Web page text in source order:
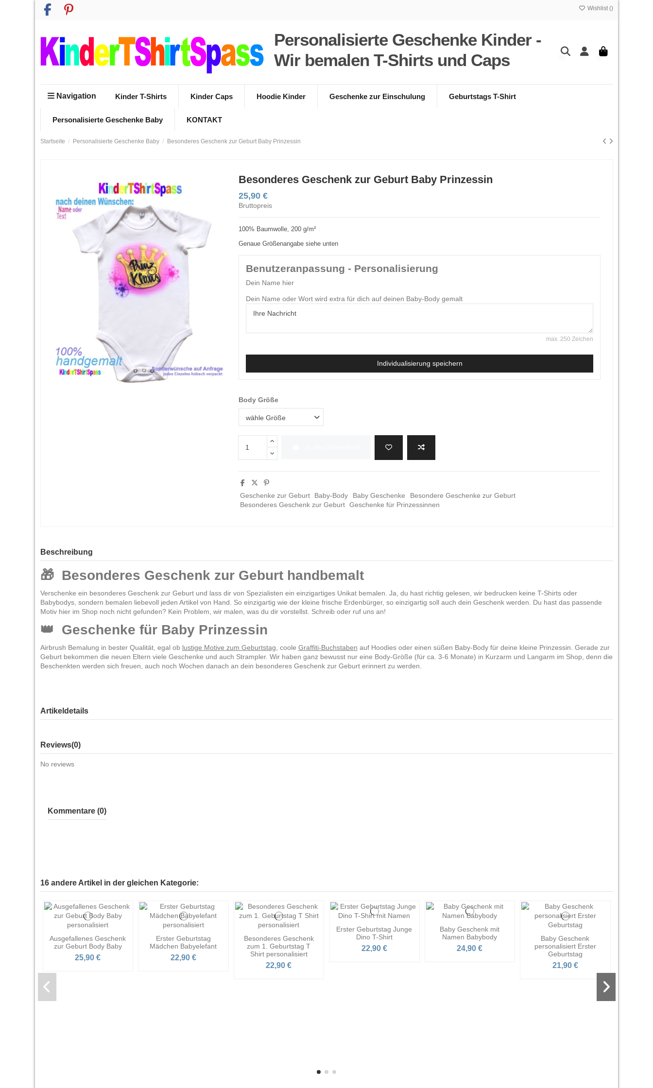
Wishlist ()
Personalisierte Geschenke Kinder -
Wir bemalen T-Shirts und Caps
Navigation Kinder T-Shirts Kinder Caps Hoodie Kinder Geschenke zur Einschulung Geburtstags T-Shirt
Personalisierte Geschenke Baby KONTAKT
Startseite Personalisierte Geschenke Baby Besonderes Geschenk zur Geburt Baby Prinzessin
Besonderes Geschenk zur Geburt Baby Prinzessin
25,90 €
Bruttopreis
100% Baumwolle, 200 g/m²
Genaue Größenangabe siehe unten
Benutzeranpassung - Personalisierung
Dein Name hier
Dein Name oder Wort wird extra für dich auf deinen Baby-Body gemalt
max. 250 Zeichen
Individualisierung speichern
Body Größe
Geschenke zur Geburt Baby-Body Baby Geschenke
Besondere Geschenke zur Geburt
Besonderes Geschenk zur Geburt Geschenke für Prinzessinnen
Beschreibung
🎁 Besonderes Geschenk zur Geburt handbemalt
Verschenke ein besonderes Geschenk zur Geburt und lass dir von Spezialisten ein einzigartiges Unikat bemalen. Ja, du hast richtig gelesen, wir bedrucken keine T-Shirts oder
Babybodys, sondern bemalen liebevoll jeden Artikel von Hand. So einzigartig wie der kleine frische Erdenbürger, so einzigartig soll auch dein Geschenk werden. Du hast das passende
Motiv hier im Shop noch nicht gefunden? Kein Problem, wir malen, was du dir vorstellst. Schreib oder ruf uns an!
👑 Geschenke für Baby Prinzessin
Airbrush Bemalung in bester Qualität, egal ob lustige Motive zum Geburtstag, coole Graffiti-Buchstaben auf Hoodies oder einen süßen Baby-Body für deine kleine Prinzessin. Gerade zur
Geburt bekommen die neuen Eltern viele Geschenke und auch Strampler. Wir haben ganz bewusst nur eine Body-Größe (für ca. 3-6 Monate) in Kurzarm und Langarm im Shop, denn die
Beschenkten werden sich freuen, auch noch Wochen danach an dein besonderes Geschenk zur Geburt erinnert zu werden.
Artikeldetails
Reviews(0)
No reviews
Kommentare (0)
16 andere Artikel in der gleichen Kategorie:
Ausgefallenes Geschenk
zur Geburt Body Baby
25,90 €
Erster Geburtstag
Mädchen Babyelefant
22,90 €
Besonderes Geschenk
zum 1. Geburtstag T
Shirt personalisiert
22,90 €
Erster Geburtstag Junge
Dino T-Shirt
22,90 €
Baby Geschenk mit
Namen Babybody
24,90 €
Baby Geschenk
personalisiert Erster
Geburtstag
21,90 €